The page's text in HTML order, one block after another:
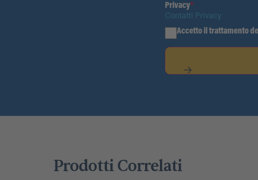
Privacy*
Contatti Privacy
Accetto il trattamento
Prodotti Correlati